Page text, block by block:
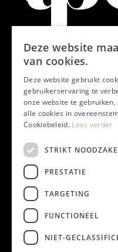
Aanmelden
Magazine
Adverteren
Algemeen
Deze website
van cookies.
Deze website gebruikt
gebruikerservaring te
onze website te
alle cookies in
Cookiebeleid. Lees verder
STRIKT
PRESTATIE
TARGETING
FUNCTIONEEL
NIET-